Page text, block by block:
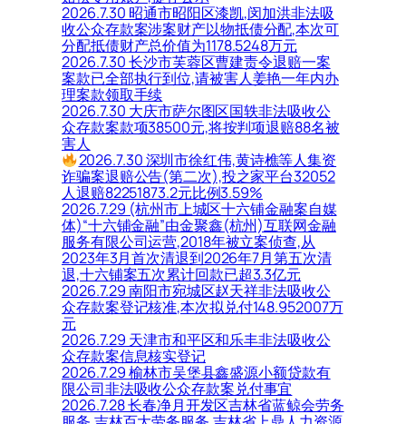
2026.7.30 昭通市昭阳区漆凯,闵加洪非法吸
收公众存款案涉案财产以物抵债分配,本次可
分配抵债财产总价值为1178.5248万元
2026.7.30 长沙市芙蓉区曹建责令退赔一案
案款已全部执行到位,请被害人姜艳一年内办
理案款领取手续
2026.7.30 大庆市萨尔图区国轶非法吸收公
众存款案款项38500元,将按判项退赔88名被
害人
2026.7.30 深圳市徐红伟,黄诗樵等人集资
诈骗案退赔公告(第二次),投之家平台32052
人退赔82251873.2元比例3.59%
2026.7.29 (杭州市上城区十六铺金融案自媒
体)“十六铺金融”由金聚鑫(杭州)互联网金融
服务有限公司运营,2018年被立案侦查,从
2023年3月首次清退到2026年7月第五次清
退,十六铺案五次累计回款已超3.3亿元
2026.7.29 南阳市宛城区赵天祥非法吸收公
众存款案登记核准,本次拟兑付148.952007万
元
2026.7.29 天津市和平区和乐丰非法吸收公
众存款案信息核实登记
2026.7.29 榆林市吴堡县鑫盛源小额贷款有
限公司非法吸收公众存款案兑付事宜
2026.7.28 长春净月开发区吉林省蓝鲸会劳务